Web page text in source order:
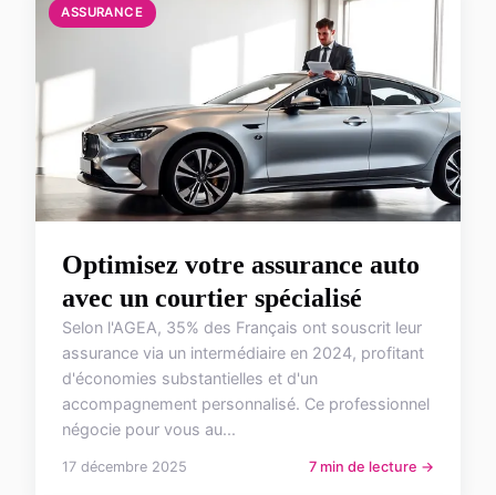
ASSURANCE
Optimisez votre assurance auto
avec un courtier spécialisé
Selon l'AGEA, 35% des Français ont souscrit leur
assurance via un intermédiaire en 2024, profitant
d'économies substantielles et d'un
accompagnement personnalisé. Ce professionnel
négocie pour vous au...
17 décembre 2025 7 min de lecture →